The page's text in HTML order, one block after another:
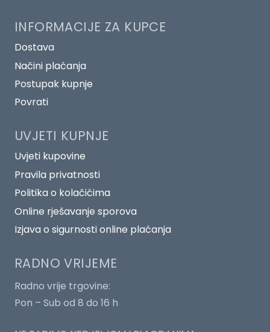
INFORMACIJE ZA KUPCE
Dostava
Načini plaćanja
Postupak kupnje
Povrati
UVJETI KUPNJE
Uvjeti kupovine
Pravila privatnosti
Politika o kolačićima
Online rješavanje sporova
Izjava o sigurnosti online plaćanja
RADNO VRIJEME
Radno vrije trgovine:
Pon – Sub od 8 do 16 h